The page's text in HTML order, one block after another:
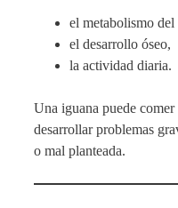
el metabolismo del
el desarrollo óseo,
la actividad diaria.
Una iguana puede
desarrollar problemas
o mal planteada.